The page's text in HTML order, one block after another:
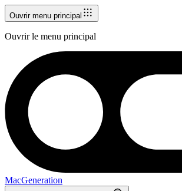
Ouvrir menu principal
Ouvrir le menu principal
MacGeneration